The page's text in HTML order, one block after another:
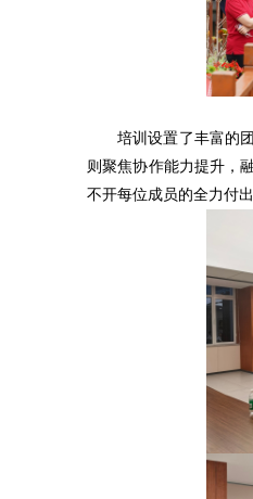
培训设置了丰富的
则聚焦协作能力提升，
不开每位成员的全力付